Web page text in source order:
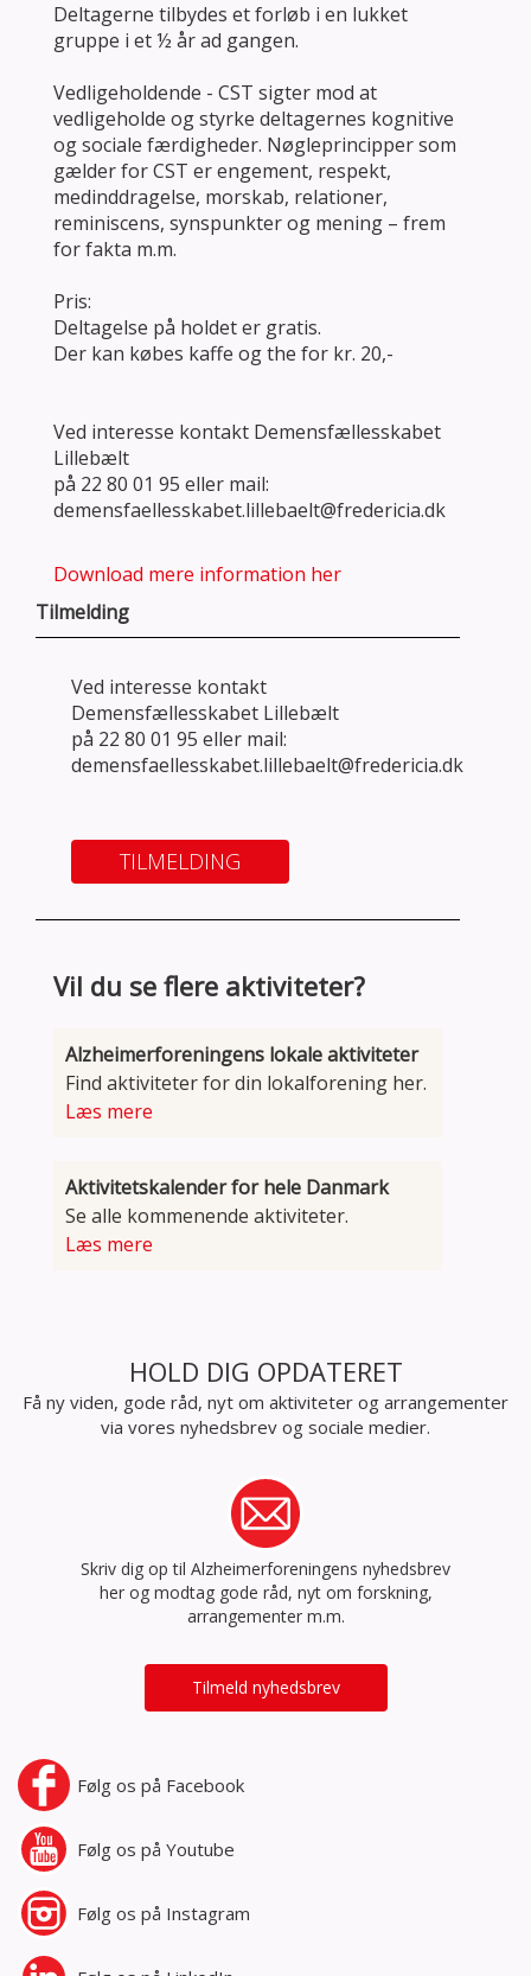
Deltagerne tilbydes et forløb i en lukket
gruppe i et ½ år ad gangen.
Vedligeholdende - CST sigter mod at
vedligeholde og styrke deltagernes kognitive
og sociale færdigheder. Nøgleprincipper som
gælder for CST er engement, respekt,
medinddragelse, morskab, relationer,
reminiscens, synspunkter og mening – frem
for fakta m.m.
Pris:
Deltagelse på holdet er gratis.
Der kan købes kaffe og the for kr. 20,-
Ved interesse kontakt Demensfællesskabet
Lillebælt
på 22 80 01 95 eller mail:
demensfaellesskabet.lillebaelt@fredericia.dk
Download mere information her
Tilmelding
Ved interesse kontakt
Demensfællesskabet Lillebælt
på 22 80 01 95 eller mail:
demensfaellesskabet.lillebaelt@fredericia.dk
TILMELDING
Vil du se flere aktiviteter?
Alzheimerforeningens lokale aktiviteter
Find aktiviteter for din lokalforening her.
Læs mere
Aktivitetskalender for hele Danmark
Se alle kommenende aktiviteter.
Læs mere
HOLD DIG OPDATERET
Få ny viden, gode råd, nyt om aktiviteter og arrangementer
via vores nyhedsbrev og sociale medier.
Skriv dig op til Alzheimerforeningens nyhedsbrev
her og modtag gode råd, nyt om forskning,
arrangementer m.m.
Tilmeld nyhedsbrev
Følg os på Facebook
Følg os på Youtube
Følg os på Instagram